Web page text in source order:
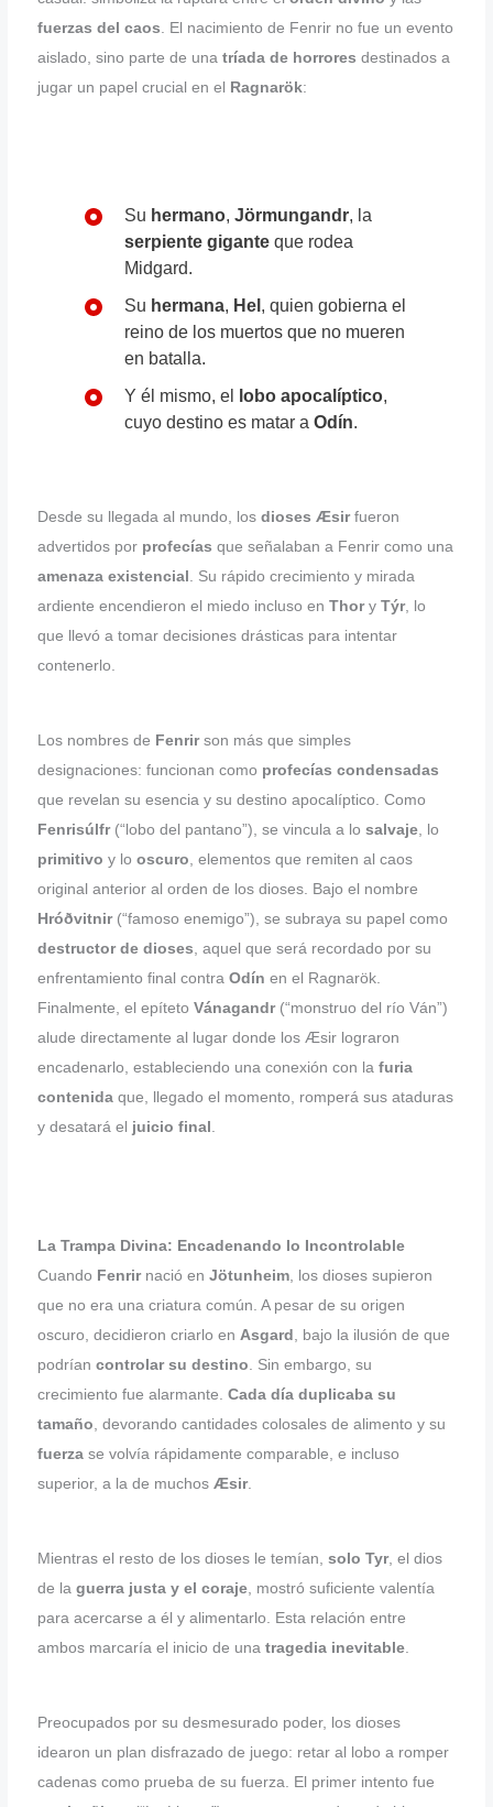
fuerzas del caos. El nacimiento de Fenrir no fue un evento
aislado, sino parte de una tríada de horrores destinados a
jugar un papel crucial en el
Ragnarök:
Su hermano, Jörmungandr, la
serpiente gigante que rodea
Midgard.
Su hermana, Hel , quien gobierna el
reino de los muertos que no mueren
en batalla.
Y él mismo, el
lobo apocalíptico,
cuyo destino es matar a Odín.
Desde su llegada al mundo, los dioses Æsirfueron
advertidos por profecías que señalaban a Fenrir como una
amenaza existencial . Su rápido crecimiento y mirada
ardiente encendieron el miedo incluso en Thory Týr, lo
que llevó a tomar decisiones drásticas para intentar
contenerlo.
Los nombres de Fenrirson más que simples
designaciones: funcionan como profecías condensadas
que revelan su esencia y su destino apocalíptico. Como
Fenrisúlfr(“lobo del pantano”), se vincula a lo salvaje, lo
primitivo y lo oscuro, elementos que remiten al caos
original anterior al orden de los dioses. Bajo el nombre
Hróðvitnir(“famoso enemigo”), se subraya su papel como
destructor de dioses, aquel que será recordado por su
enfrentamiento final contra Odín en el Ragnarök.
Finalmente, el epíteto Vánagandr(“monstruo del río Ván”)
alude directamente al lugar donde los Æsir lograron
encadenarlo, estableciendo una conexión con la furia
contenida que, llegado el momento, romperá sus ataduras
y desatará el juicio final .
La Trampa Divina: Encadenando lo Incontrolable
Cuando Fenrirnació en Jötunheim, los dioses supieron
que no era una criatura común. A pesar de su origen
oscuro, decidieron criarlo en Asgard , bajo la ilusión de que
podrían controlar su destino. Sin embargo, su
crecimiento fue alarmante. Cada día duplicaba su
tamaño, devorando cantidades colosales de alimento y su
fuerza se volvía rápidamente comparable, e incluso
superior, a la de muchos Æsir.
Mientras el resto de los dioses le temían, solo Tyr, el dios
de la guerra justa y el coraje, mostró suficiente valentía
para acercarse a él y alimentarlo. Esta relación entre
ambos marcaría el inicio de una tragedia inevitable.
Preocupados por su desmesurado poder, los dioses
idearon un plan disfrazado de juego: retar al lobo a romper
cadenas como prueba de su fuerza. El primer intento fue